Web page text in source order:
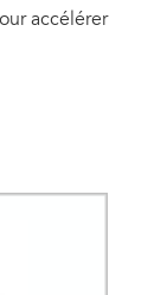
accélérer